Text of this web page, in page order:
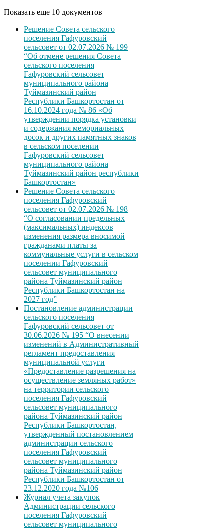
Показать еще 10 документов
Решение Совета сельского
поселения Гафуровский
сельсовет от 02.07.2026 № 199
“Об отмене решения Совета
сельского поселения
Гафуровский сельсовет
муниципального района
Туймазинский район
Республики Башкортостан от
16.10.2024 года № 86 «Об
утверждении порядка установки
и содержания мемориальных
досок и других памятных знаков
в сельском поселении
Гафуровский сельсовет
муниципального района
Туймазинский район республики
Башкортостан»
Решение Совета сельского
поселения Гафуровский
сельсовет от 02.07.2026 № 198
“О согласовании предельных
(максимальных) индексов
изменения размера вносимой
гражданами платы за
коммунальные услуги в сельском
поселении Гафуровский
сельсовет муниципального
района Туймазинский район
Республики Башкортостан на
2027 год”
Постановление администрации
сельского поселения
Гафуровский сельсовет от
30.06.2026 № 195 “О внесении
изменений в Административный
регламент предоставления
муниципальной услуги
«Предоставление разрешения на
осуществление земляных работ»
на территории сельского
поселения Гафуровский
сельсовет муниципального
района Туймазинский район
Республики Башкортостан,
утвержденный постановлением
администрации сельского
поселения Гафуровский
сельсовет муниципального
района Туймазинский район
Республики Башкортостан от
23.12.2020 года №106
Журнал учета закупок
Администрации сельского
поселения Гафуровский
сельсовет муниципального